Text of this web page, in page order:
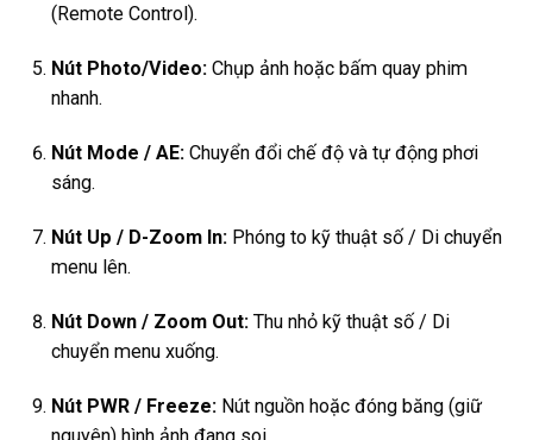
(Remote Control).
Nút Photo/Video: Chụp ảnh hoặc bấm quay phim
nhanh.
Nút Mode / AE: Chuyển đổi chế độ và tự động phơi
sáng.
Nút Up / D-Zoom In: Phóng to kỹ thuật số / Di chuyển
menu lên.
Nút Down / Zoom Out: Thu nhỏ kỹ thuật số / Di
chuyển menu xuống.
Nút PWR / Freeze: Nút nguồn hoặc đóng băng (giữ
nguyên) hình ảnh đang soi.